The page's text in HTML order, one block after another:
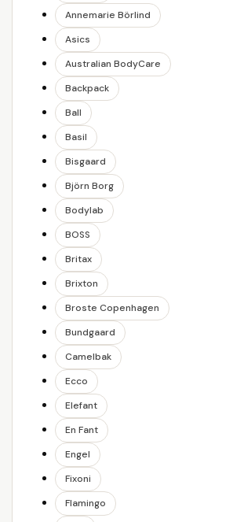
Annemarie Börlind
Asics
Australian BodyCare
Backpack
Ball
Basil
Bisgaard
Björn Borg
Bodylab
BOSS
Britax
Brixton
Broste Copenhagen
Bundgaard
Camelbak
Ecco
Elefant
En Fant
Engel
Fixoni
Flamingo